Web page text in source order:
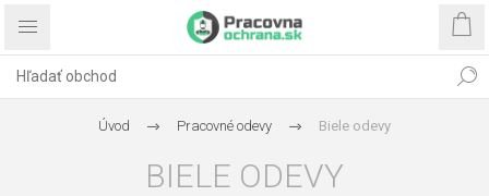
Úvod Pracovné odevy Biele odevy
BIELE ODEVY